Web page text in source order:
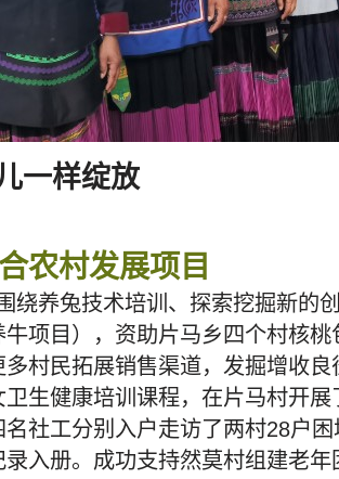
一样绽放
农村发展项目
绕养兔技术培训、探索挖掘新的
牛项目），资助片马乡四个村核
多村民拓展销售渠道，发掘增收
生健康培训课程，在片马村开
社工分别入户走访了两村28户
入册。成功支持然莫村组建老